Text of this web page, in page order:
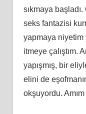
sıkmaya
seks fantazisi
yapmaya niyetim
itmeye çalıştım.
yapışmış, bir
elini de
okşuyordu.